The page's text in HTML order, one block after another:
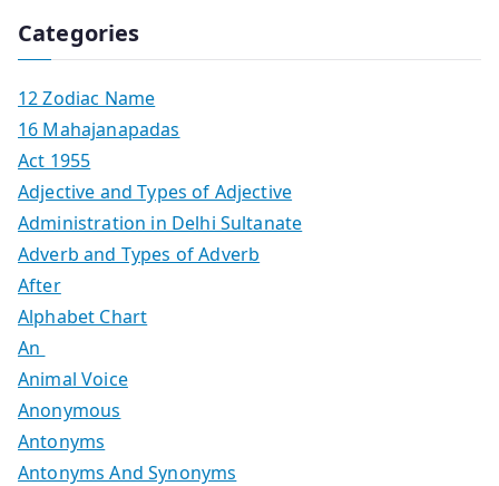
Categories
12 Zodiac Name
16 Mahajanapadas
Act 1955
Adjective and Types of Adjective
Administration in Delhi Sultanate
Adverb and Types of Adverb
After
Alphabet Chart
An
Animal Voice
Anonymous
Antonyms
Antonyms And Synonyms